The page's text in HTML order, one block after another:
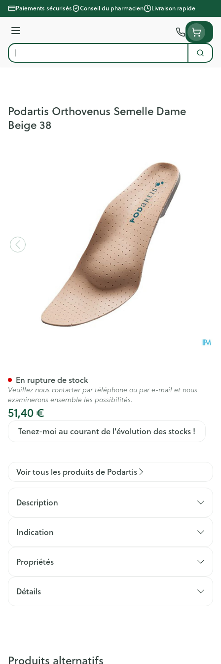
Aller au contenu
Paiements sécurisés Conseil du pharmacien Livraison rapide
Menu
Rechercher
Podartis Orthovenus Semelle Dame
Beige 38
51,40 €
Tenez-moi au courant de l'évolution des stocks !
En rupture de stock
Veuillez nous contacter par téléphone ou par e-mail et nous
examinerons ensemble les possibilités.
Voir tous les produits de Podartis
Description
Indication
Propriétés
Détails
Produits alternatifs